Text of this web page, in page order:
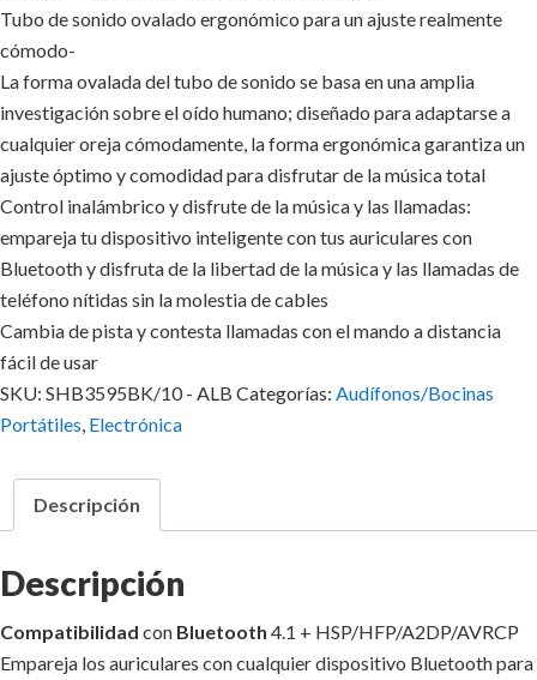
Tubo de sonido ovalado ergonómico para un ajuste realmente
cómodo-
La forma ovalada del tubo de sonido se basa en una amplia
investigación sobre el oído humano; diseñado para adaptarse a
cualquier oreja cómodamente, la forma ergonómica garantiza un
ajuste óptimo y comodidad para disfrutar de la música total
Control inalámbrico y disfrute de la música y las llamadas:
empareja tu dispositivo inteligente con tus auriculares con
Bluetooth y disfruta de la libertad de la música y las llamadas de
teléfono nítidas sin la molestia de cables
Cambia de pista y contesta llamadas con el mando a distancia
fácil de usar
SKU: SHB3595BK/10 - ALB Categorías: Audífonos/Bocinas
Portátiles, Electrónica
Descripción
Descripción
Compatibilidad con Bluetooth 4.1 + HSP/HFP/A2DP/AVRCP
Empareja los auriculares con cualquier dispositivo Bluetooth para